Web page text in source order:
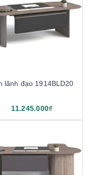
lãnh đạo 1914BLD20
11.245.000₫